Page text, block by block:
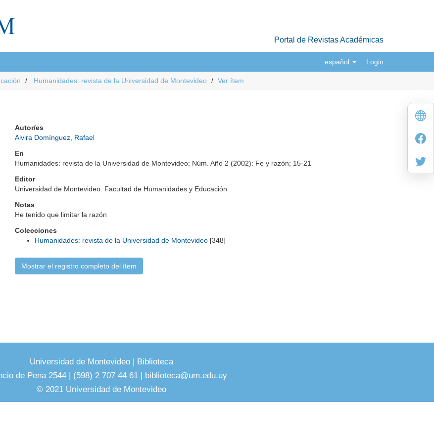
Portal de Revistas Académicas
español Login
Humanidades: revista de la Universidad de Montevideo Ver ítem
Autor/es
Alvira Domínguez, Rafael
En
Humanidades: revista de la Universidad de Montevideo; Núm. Año 2 (2002): Fe y razón; 15-21
Editor
Universidad de Montevideo. Facultad de Humanidades y Educación
Notas
He tenido que limitar la razón
Colecciones
Humanidades: revista de la Universidad de Montevideo [348]
Mostrar el registro completo del ítem
Universidad de Montevideo | Biblioteca
de Pena 2544 | (598) 2 707 44 61 | biblioteca@um.edu.uy
© 2021 Universidad de Montevideo